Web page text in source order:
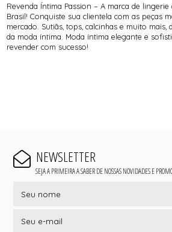
Revenda Íntima Passion – A marca de
Brasil! Conquiste sua clientela com as peças
mercado. Sutiãs, tops, calcinhas e muito
da moda íntima. Moda íntima elegante e
revender com sucesso!
NEWSLETTER
SEJA A PRIMEIRA A SABER DE NOSSAS NOVIDADES E